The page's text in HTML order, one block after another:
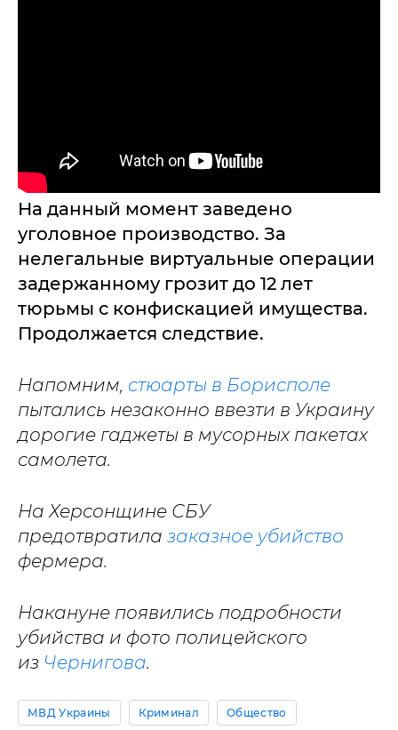
На данный момент заведено
уголовное производство. За
нелегальные виртуальные операции
задержанному грозит до 12 лет
тюрьмы с конфискацией имущества.
Продолжается следствие.
Напомним, стюарты в Борисполе
пытались незаконно ввезти в Украину
дорогие гаджеты в мусорных пакетах
самолета.
На Херсонщине СБУ
предотвратила заказное убийство
фермера.
Накануне появились подробности
убийства и фото полицейского
из Чернигова.
МВД Украины Криминал Общество